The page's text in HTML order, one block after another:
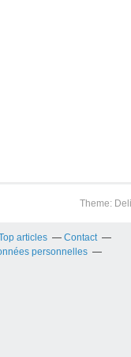
Theme:
articles
Contact
personnelles